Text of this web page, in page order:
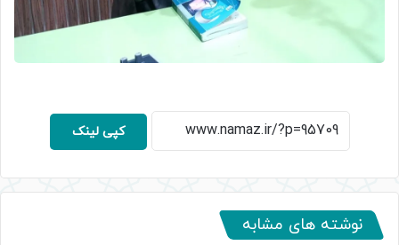
کپی لینک
نوشته های مشابه